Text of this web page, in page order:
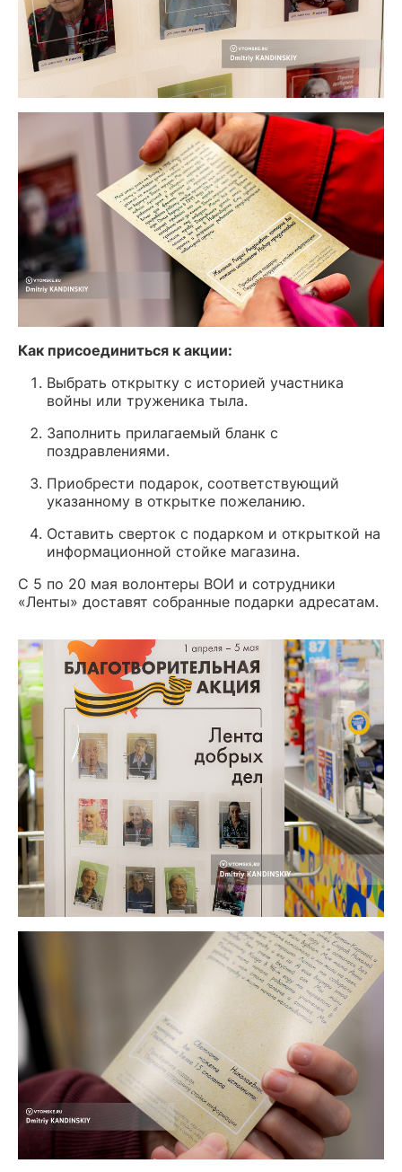
Как присоединиться к акции:
Выбрать открытку с историей участника
войны или труженика тыла.
Заполнить прилагаемый бланк с
поздравлениями.
Приобрести подарок, соответствующий
указанному в открытке пожеланию.
Оставить сверток с подарком и открыткой на
информационной стойке магазина.
С 5 по 20 мая волонтеры ВОИ и сотрудники
«Ленты» доставят собранные подарки адресатам.